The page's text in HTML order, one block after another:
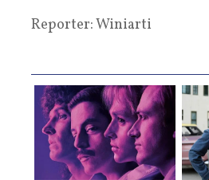
Reporter: Winiarti